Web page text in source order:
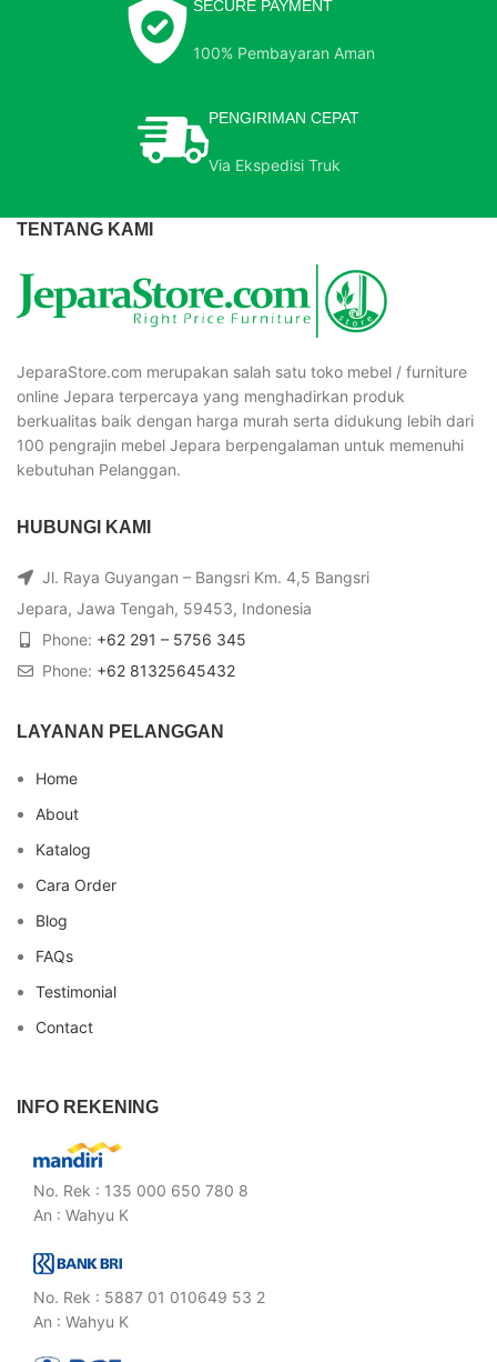
SECURE PAYMENT
100% Pembayaran Aman
PENGIRIMAN CEPAT
Via Ekspedisi Truk
TENTANG KAMI
JeparaStore.com merupakan salah satu toko mebel / furniture
online Jepara terpercaya yang menghadirkan produk
berkualitas baik dengan harga murah serta didukung lebih dari
100 pengrajin mebel Jepara berpengalaman untuk memenuhi
kebutuhan Pelanggan.
HUBUNGI KAMI
Jl. Raya Guyangan – Bangsri Km. 4,5 Bangsri
Jepara, Jawa Tengah, 59453, Indonesia
Phone: +62 291 – 5756 345
Phone: +62 81325645432
LAYANAN PELANGGAN
Home
About
Katalog
Cara Order
Blog
FAQs
Testimonial
Contact
INFO REKENING
No. Rek : 135 000 650 780 8
An : Wahyu K
No. Rek : 5887 01 010649 53 2
An : Wahyu K